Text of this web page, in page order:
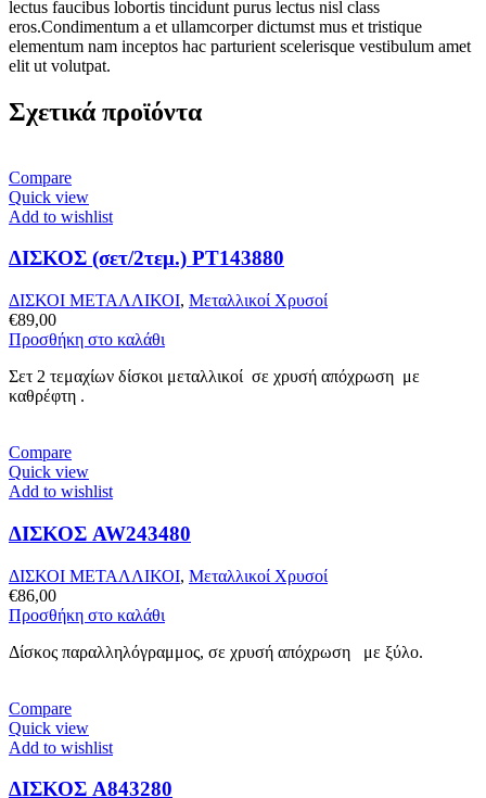
lectus faucibus lobortis tincidunt purus lectus nisl class
eros.Condimentum a et ullamcorper dictumst mus et tristique
elementum nam inceptos hac parturient scelerisque vestibulum amet
elit ut volutpat.
Σχετικά προϊόντα
Compare
Quick view
Add to wishlist
ΔΙΣΚΟΣ (σετ/2τεμ.) PT143880
ΔΙΣΚΟΙ ΜΕΤΑΛΛΙΚΟΙ, Μεταλλικοί Χρυσοί
€89,00
Προσθήκη στο καλάθι
Σετ 2 τεμαχίων δίσκοι μεταλλικοί σε χρυσή απόχρωση με
καθρέφτη .
Compare
Quick view
Add to wishlist
ΔΙΣΚΟΣ AW243480
ΔΙΣΚΟΙ ΜΕΤΑΛΛΙΚΟΙ, Μεταλλικοί Χρυσοί
€86,00
Προσθήκη στο καλάθι
Δίσκος παραλληλόγραμμος, σε χρυσή απόχρωση με ξύλο.
Compare
Quick view
Add to wishlist
ΔΙΣΚΟΣ A843280